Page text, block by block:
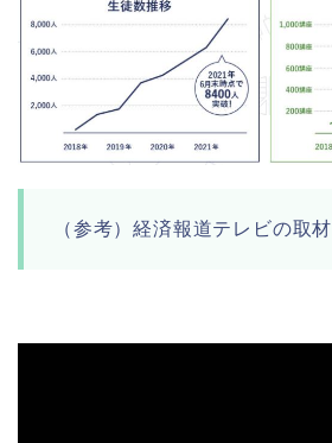
（参考）経済報道テレビの取材